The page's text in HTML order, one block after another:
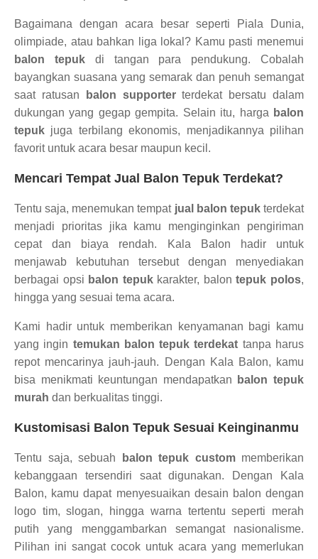
Bagaimana dengan acara besar seperti Piala Dunia,
olimpiade, atau bahkan liga lokal? Kamu pasti menemui
balon tepukdi tangan para pendukung. Cobalah
bayangkan suasana yang semarak dan penuh semangat
saat ratusan
balon supporterterdekat bersatu dalam
dukungan yang gegap gempita. Selain itu, harga balon
tepuk juga terbilang ekonomis, menjadikannya pilihan
favorit untuk acara besar maupun kecil.
Mencari Tempat Jual Balon Tepuk Terdekat?
Tentu saja, menemukan tempat jual balon tepukterdekat
menjadi prioritas jika kamu menginginkan pengiriman
cepat dan biaya rendah. Kala Balon hadir untuk
menjawab kebutuhan tersebut dengan menyediakan
berbagai opsi balon tepukkarakter, balontepuk polos,
hingga yang sesuai tema acara.
Kami hadir untuk memberikan kenyamanan bagi kamu
yang ingin temukan balon tepuk terdekat tanpa harus
repot mencarinya jauh-jauh. Dengan Kala Balon, kamu
bisa menikmati keuntungan mendapatkan
balon tepuk
murah dan berkualitas tinggi.
Kustomisasi Balon Tepuk Sesuai Keinginanmu
Tentu saja, sebuah balon tepuk custommemberikan
kebanggaan tersendiri saat digunakan. Dengan Kala
Balon, kamu dapat menyesuaikan desain balon dengan
logo tim, slogan, hingga warna tertentu seperti merah
putih yang menggambarkan semangat nasionalisme.
Pilihan ini sangat cocok untuk acara yang memerlukan